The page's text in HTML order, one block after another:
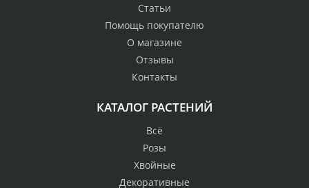
Статьи
Помощь покупателю
О магазине
Отзывы
Контакты
КАТАЛОГ РАСТЕНИЙ
Всё
Розы
Хвойные
Декоративные